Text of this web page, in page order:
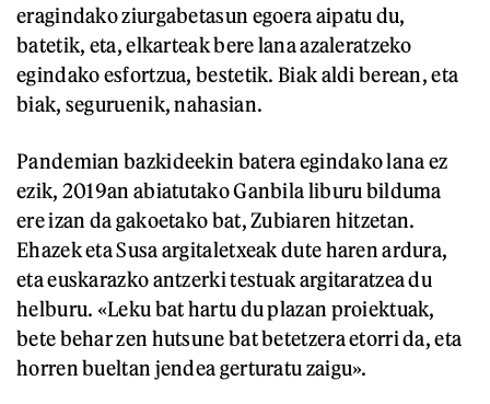
eragindako ziurgabetasun egoera aipatu du,
batetik, eta, elkarteak bere lana azaleratzeko
egindako esfortzua, bestetik. Biak aldi berean, eta
biak, seguruenik, nahasian.
Pandemian bazkideekin batera egindako lana ez
ezik, 2019an abiatutako Ganbila liburu bilduma
ere izan da gakoetako bat, Zubiaren hitzetan.
Ehazek eta Susa argitaletxeak dute haren ardura,
eta euskarazko antzerki testuak argitaratzea du
helburu. «Leku bat hartu du plazan proiektuak,
bete behar zen hutsune bat betetzera etorri da, eta
horren bueltan jendea gerturatu zaigu».